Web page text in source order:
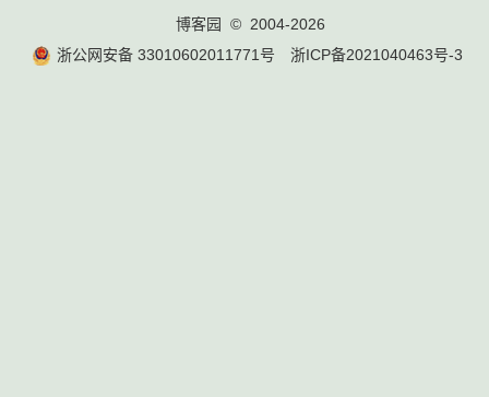
博客园
© 2004-2026
浙公网安备 33010602011771号
浙ICP备2021040463号-3